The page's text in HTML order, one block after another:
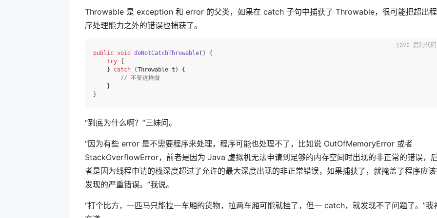
Throwable 是 exception 和 error 的父类，如果在 catch 子句中捕获了 Throwable，很可能把超出程
序处理能力之外的错误也捕获了。
public void doNotCatchThrowable()
{
try {
    }
catch (Throwable t) {
// 不要这样做
    }
复制代码
“到底为什么啊？”三妹问。
“因为有些 error 是不需要程序来处理，程序可能也处理不了，比如说 OutOfMemoryError 或者
StackOverflowError，前者是因为 Java 虚拟机无法申请到足够的内存空间时出现的非正常的错误，
者是因为线程申请的栈深度超过了允许的最大深度出现的非正常错误，如果捕获了，就掩盖了程序应
发现的严重错误。”我说。
“打个比方，一匹马只能拉一车厢的货物，拉两车厢可能就挂了，但一 catch，就发现不了问题了。”我